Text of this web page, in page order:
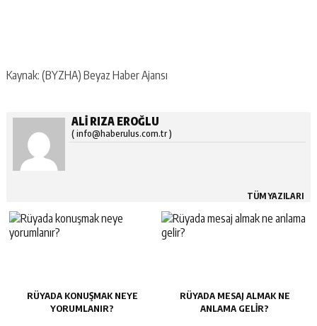
Kaynak: (BYZHA) Beyaz Haber Ajansı
ALI RIZA EROĞLU
( info@haberulus.com.tr )
TÜM YAZILARI
RÜYADA KONUŞMAK NEYE
YORUMLANIR?
RÜYADA MESAJ ALMAK NE
ANLAMA GELIR?